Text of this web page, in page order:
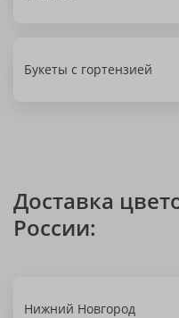
Букеты с гортензией
Доставка
России:
Нижний Новгород